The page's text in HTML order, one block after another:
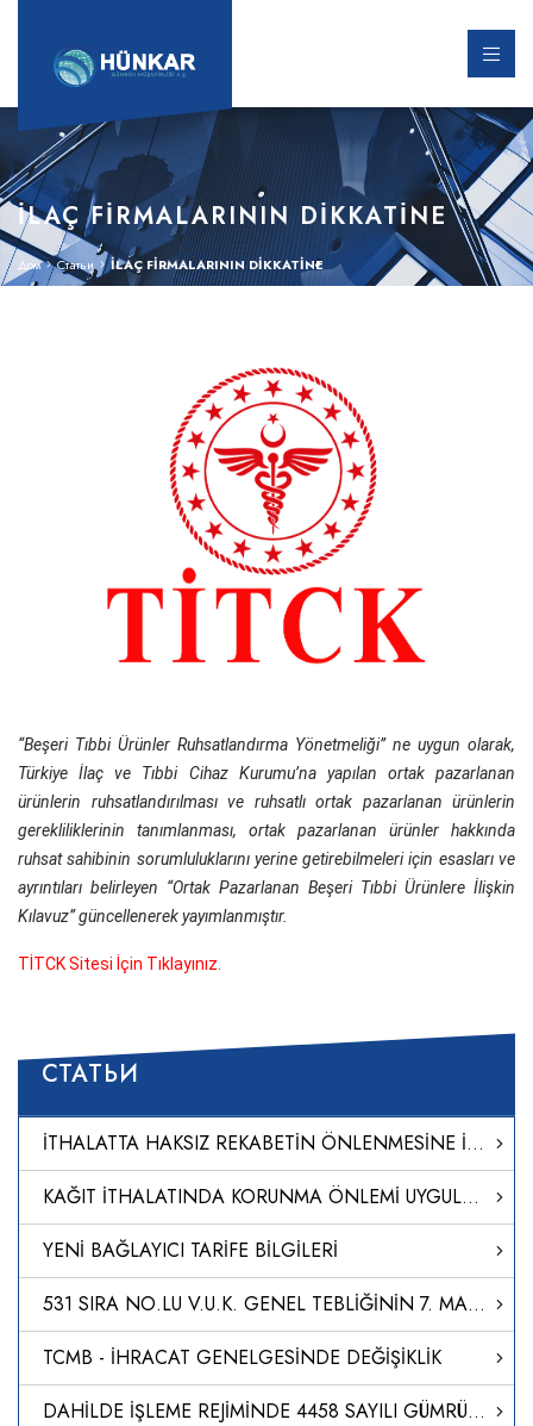
İLAÇ FİRMALARININ DİKKATİNE
Дом Статьи İLAÇ FİRMALARININ DİKKATİNE
СТАТЬИ
İTHALATTA HAKSIZ REKABETİN ÖNLENMESİNE İLİŞKİN TEBLİĞ (NO: 2024/20)
KAĞIT İTHALATINDA KORUNMA ÖNLEMİ UYGULANMASINA İLİŞKİN KARAR (KARAR SAYISI: 8651)
YENİ BAĞLAYICI TARİFE BİLGİLERİ
531 SIRA NO.LU V.U.K. GENEL TEBLİĞİNİN 7. MADDESİNİN (1) NUMARALI FIKRASININ (A) VE (B) BENDİ UYARINCA BELİRLENEN TEMİNAT VERME SÜRELERİNİN MÜCBİR SEBEP İLAN EDİLEN YERLERDE UZATILMASI HAKKINDA SİRKÜLER YAYIMLANDI.
TCMB - İHRACAT GENELGESİNDE DEĞİŞİKLİK
DAHİLDE İŞLEME REJİMİNDE 4458 SAYILI GÜMRÜK KANUNU`NUN 238. MADDESİNİN BİRİNCİ FIKRASININ TATBİKİ HK
“Beşeri Tıbbi Ürünler Ruhsatlandırma Yönetmeliği” ne uygun olarak,
Türkiye İlaç ve Tıbbi Cihaz Kurumu’na yapılan ortak pazarlanan
ürünlerin ruhsatlandırılması ve ruhsatlı ortak pazarlanan ürünlerin
gerekliliklerinin tanımlanması, ortak pazarlanan ürünler hakkında
ruhsat sahibinin sorumluluklarını yerine getirebilmeleri için esasları ve
ayrıntıları belirleyen “ Ortak Pazarlanan Beşeri Tıbbi Ürünlere İlişkin
Kılavuz” güncellenerek yayımlanmıştır.
TİTCK Sitesi İçin Tıklayınız.